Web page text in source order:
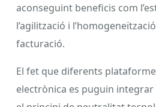
aconseguint beneficis com
l’agilització i
facturació.
El fet que diferents
electrònica es puguin integrar